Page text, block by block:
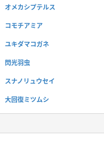
オメカシプテルス
コモチアミア
ユキダマコガネ
閃光羽虫
スナノリュウセイ
大回復ミツムシ